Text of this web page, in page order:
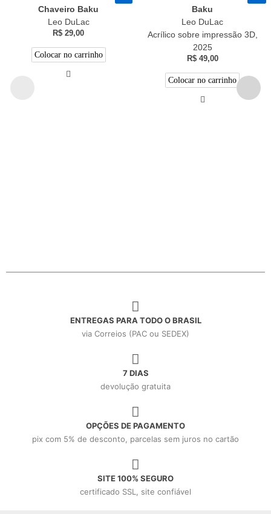
Chaveiro Baku
Leo DuLac
R$ 29,00
Colocar no carrinho
Baku
Leo DuLac
Acrílico sobre impressão 3D,
2025
R$49,00
Colocar no carrinho
ENTREGAS PARA TODO O BRASIL
via Correios (PAC ou SEDEX)
7 DIAS
devolução gratuita
OPÇÕES DE PAGAMENTO
pix com 5% de desconto, parcelas sem juros no cartão
SITE 100% SEGURO
certificado SSL, site confiável